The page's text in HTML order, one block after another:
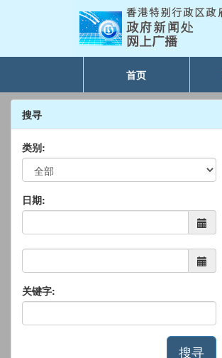
首页
搜寻
类别:
日期:
关键字:
搜寻